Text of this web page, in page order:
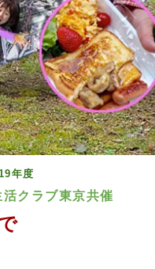
年度
活クラブ東京共催